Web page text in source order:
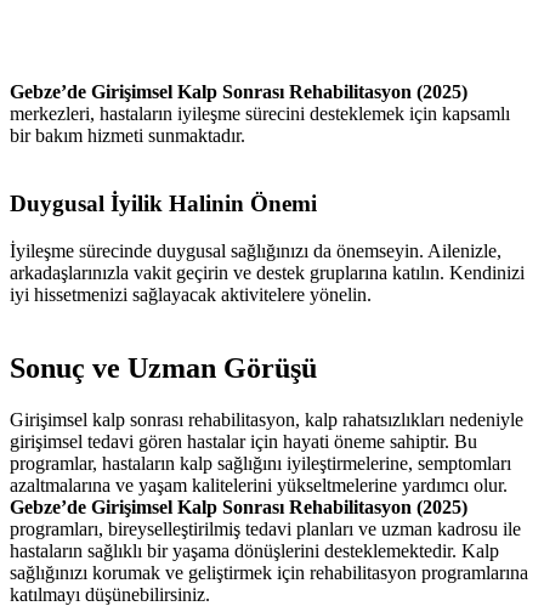
Gebze’de Girişimsel Kalp Sonrası Rehabilitasyon (2025)
merkezleri, hastaların iyileşme sürecini desteklemek için kapsamlı
bir bakım hizmeti sunmaktadır.
Duygusal İyilik Halinin Önemi
İyileşme sürecinde duygusal sağlığınızı da önemseyin. Ailenizle,
arkadaşlarınızla vakit geçirin ve destek gruplarına katılın. Kendinizi
iyi hissetmenizi sağlayacak aktivitelere yönelin.
Sonuç ve Uzman Görüşü
Girişimsel kalp sonrası rehabilitasyon, kalp rahatsızlıkları nedeniyle
girişimsel tedavi gören hastalar için hayati öneme sahiptir. Bu
programlar, hastaların kalp sağlığını iyileştirmelerine, semptomları
azaltmalarına ve yaşam kalitelerini yükseltmelerine yardımcı olur.
Gebze’de Girişimsel Kalp Sonrası Rehabilitasyon (2025)
programları, bireyselleştirilmiş tedavi planları ve uzman kadrosu ile
hastaların sağlıklı bir yaşama dönüşlerini desteklemektedir. Kalp
sağlığınızı korumak ve geliştirmek için rehabilitasyon programlarına
katılmayı düşünebilirsiniz.